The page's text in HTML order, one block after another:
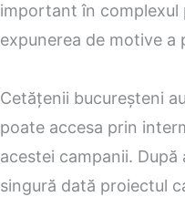
important în complexul
expunerea de motive a
Cetăţenii bucureşteni
poate accesa prin
acestei campanii.
singură dată proiectul